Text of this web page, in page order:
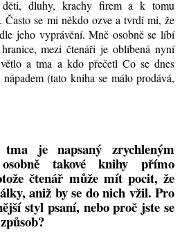
děti, dluhy, krachy firem a k tomu
se mi někdo ozve a tvrdí mi, že
jeho vyprávění. Mně osobně se líbí
mezi čtenáři je oblíbená nyní
a tma a kdo přečetl Co se dnes
(tato kniha se málo prodává,
je napsaný zrychleným
takové knihy přímo
čtenář může mít pocit, že
aniž by se do nich vžil. Pro
styl psaní, nebo proč jste se